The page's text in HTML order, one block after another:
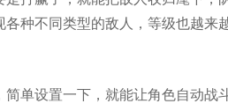
种不同类型的敌人，等级也越来
单设置一下，就能让角色自动战